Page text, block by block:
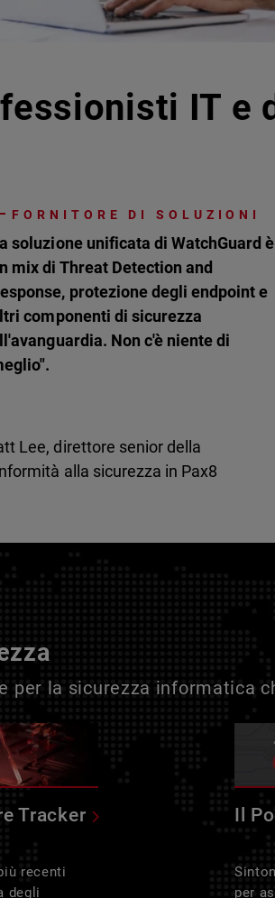
IT e
FORNITORE DI SOLUZIONI
soluzione unificata di WatchGuard è
mix di Threat Detection and
protezione degli endpoint e
componenti di sicurezza
Non c'è niente di
Lee, direttore senior della
alla sicurezza in Pax8
la sicurezza informatica
Tracker
recenti
degli
Il
per